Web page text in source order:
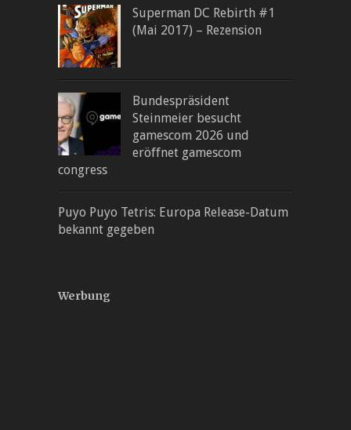
Superman DC Rebirth #1
(Mai 2017) – Rezension
Bundespräsident
Steinmeier besucht
gamescom 2026 und
eröffnet gamescom
congress
Puyo Puyo Tetris: Europa Release-Datum
bekannt gegeben
Werbung